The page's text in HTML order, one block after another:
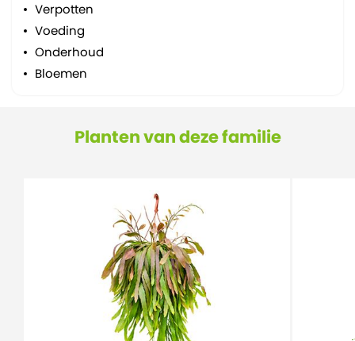
Planten van deze familie
Verpotten
Voeding
Onderhoud
Bloemen